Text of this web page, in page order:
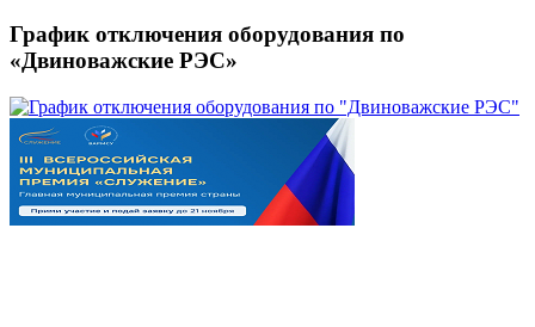
График отключения оборудования по
«Двиноважские РЭС»